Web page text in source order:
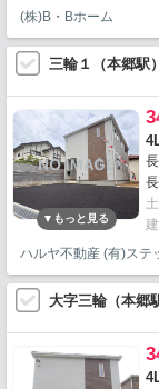
(株)B・Bホーム
三輪１（本郷駅）
ハルヤ不動産 (有)ステ
大字三輪（本郷